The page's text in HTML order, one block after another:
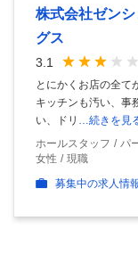
株式会社ゼン
グス
3.1
とにかくお店の全て
キッチンも汚い、事
い、ドリ
…続きを見
ホールスタッフ
パ
女性
現職
募集中の求人情